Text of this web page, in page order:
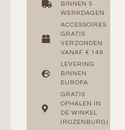
BINNEN 5
WERKDAGEN
ACCESSOIRES
GRATIS
VERZONDEN
VANAF € 149
LEVERING
BINNEN
EUROPA
GRATIS
OPHALEN IN
DE WINKEL
(ROZENBURG)